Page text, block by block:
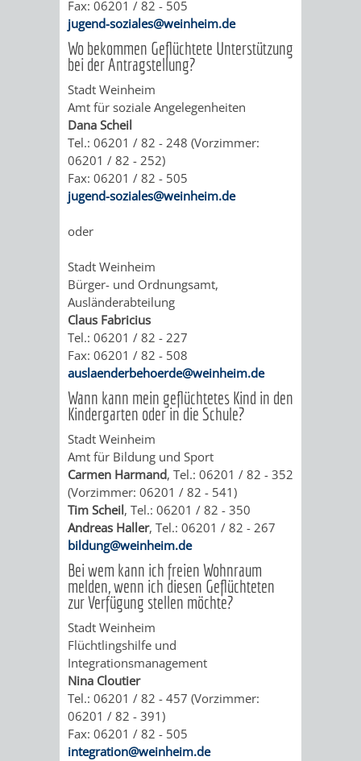
VON
WEINHEIMER
KINDERTAGESSTÄTTEN
KATALOG
VERANSTALTUNGEN
AUSBILDUNG
&
PRAKTIKA
LEIHVERKEHR
SERVICE
&
VERMIETUNG
VON
RÄUMEN
BILDUNGSKETTE
KOMMUNALES
BILDUNGSMANAGEMENT
ÜBERGANG
SCHULE
-
BERUF
"FRÜHE
BILDUNG"
VOLKSHOCHSCHULE
MUSIKSCHULE
MUSEUM
VERANSTALTUNGEN
KINDER
MUSEUM
STADTARCHIV
BENUTZUNG
BESTANDSÜBERSICHT
ORTSTEILEN
THEATER
MUSEUM
A
BIS
AUSLEIHE
MEDIENANGEBOTE
KATALOG
PRAKTIKA
LEIHVERKEHR
VERANSTALTER
ENGELBRECHT-
IM
SCHLOSSPARK
ALTERROSENANLAGE
BURGEN
SCHLOSS
MUSEUM
Fax: 06201 / 82 - 505
jugend-soziales@weinheim.de
Wo bekommen Geflüchtete Unterstützung
bei der Antragstellung?
Stadt Weinheim
Amt für soziale Angelegenheiten
Dana Scheil
Tel.: 06201 / 82 - 248 (Vorzimmer:
06201 / 82 - 252)
Fax: 06201 / 82 - 505
jugend-soziales@weinheim.de
oder
Stadt Weinheim
Bürger- und Ordnungsamt,
Ausländerabteilung
Claus Fabricius
Tel.: 06201 / 82 - 227
Fax: 06201 / 82 - 508
auslaenderbehoerde@weinheim.de
Wann kann mein geflüchtetes Kind in den
Kindergarten oder in die Schule?
Stadt Weinheim
Amt für Bildung und Sport
Carmen Harmand, Tel.: 06201 / 82 - 352
(Vorzimmer: 06201 / 82 - 541)
Tim Scheil, Tel.: 06201 / 82 - 350
Andreas Haller, Tel.: 06201 / 82 - 267
bildung@weinheim.de
Bei wem kann ich freien Wohnraum
melden, wenn ich diesen Geflüchteten
zur Verfügung stellen möchte?
Stadt Weinheim
Flüchtlingshilfe und
Integrationsmanagement
Nina Cloutier
Tel.: 06201 / 82 - 457 (Vorzimmer:
06201 / 82 - 391)
Fax: 06201 / 82 - 505
integration@weinheim.de